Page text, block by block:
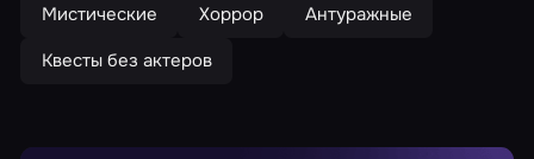
Мистические
Хоррор
Антуражные
Квесты без актеров